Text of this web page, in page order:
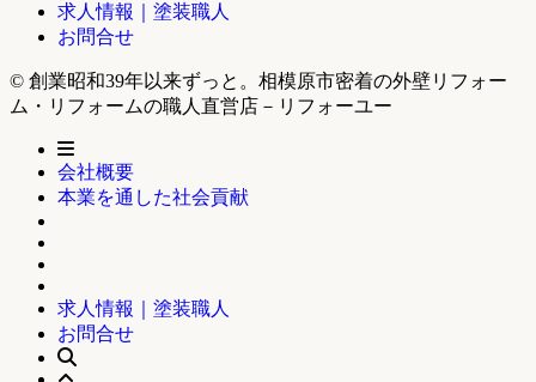
求人情報｜塗装職人
お問合せ
© 創業昭和39年以来ずっと。相模原市密着の外壁リフォー
ム・リフォームの職人直営店－リフォーユー
会社概要
本業を通した社会貢献
求人情報｜塗装職人
お問合せ